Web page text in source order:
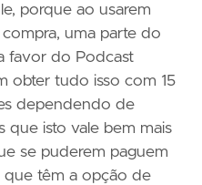
porque ao usarem
compra, uma parte do
favor do Podcast
obter tudo isso com 15
dependendo de
que isto vale bem mais
se puderem paguem
que têm a opção de